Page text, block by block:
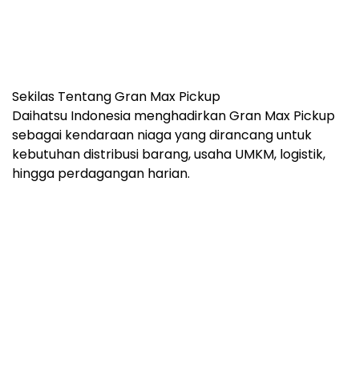
Sekilas Tentang Gran Max Pickup
Daihatsu Indonesia menghadirkan Gran Max Pickup
sebagai kendaraan niaga yang dirancang untuk
kebutuhan distribusi barang, usaha UMKM, logistik,
hingga perdagangan harian.